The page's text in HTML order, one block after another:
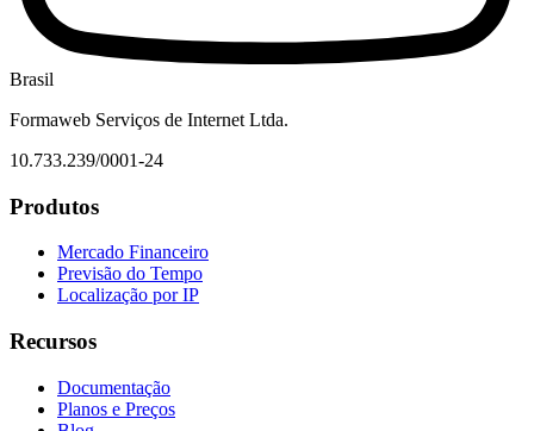
Brasil
Formaweb Serviços de Internet Ltda.
10.733.239/0001-24
Produtos
Mercado Financeiro
Previsão do Tempo
Localização por IP
Recursos
Documentação
Planos e Preços